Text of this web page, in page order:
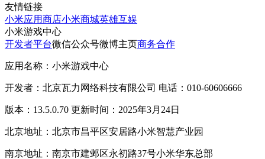
友情链接
小米应用商店小米商城英雄互娱
小米游戏中心
开发者平台微信公众号微博主页商务合作
应用名称：小米游戏中心
开发者：北京瓦力网络科技有限公司 电话：010-60606666
版本：13.5.0.70 更新时间：2025年3月24日
北京地址：北京市昌平区安居路小米智慧产业园
南京地址：南京市建邺区永初路37号小米华东总部